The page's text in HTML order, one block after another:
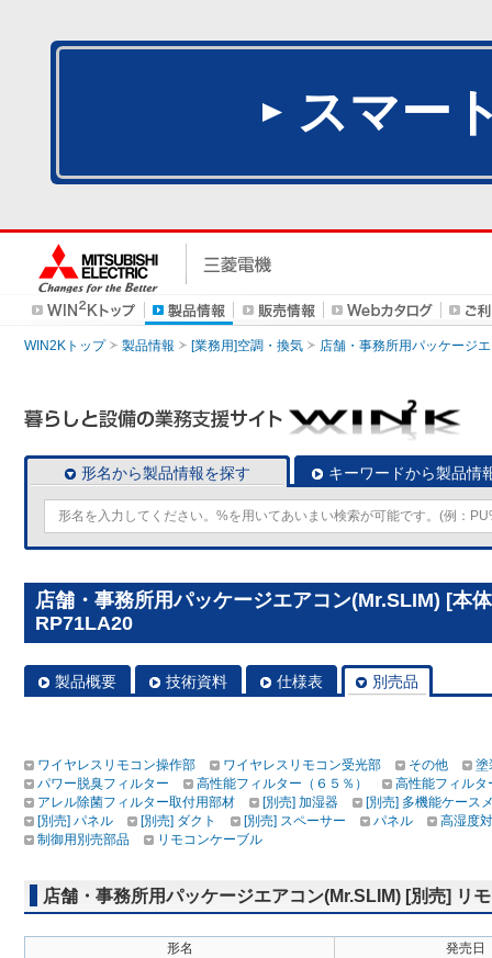
スマー
WIN2Kトップ 製品情報 [業務用]空調・換気 店舗・事務所用パッケージ
形名から製品情報を探す キーワードから製品情
店舗・事務所用パッケージエアコン(Mr.SLIM) [本
RP71LA20
製品概要 技術資料 仕様表 別売品
ワイヤレスリモコン操作部 ワイヤレスリモコン受光部 その他
塗
パワー脱臭フィルター
高性能フィルター（６５％）
高性能フィルタ
アレル除菌フィルター取付用部材
[別売] 加湿器
[別売] 多機能ケース
[別売] パネル
[別売] ダクト [別売] スペーサー パネル
高湿度
制御用別売部品
リモコンケーブル
店舗・事務所用パッケージエアコン(Mr.SLIM) [別売] リ
形名
発売日